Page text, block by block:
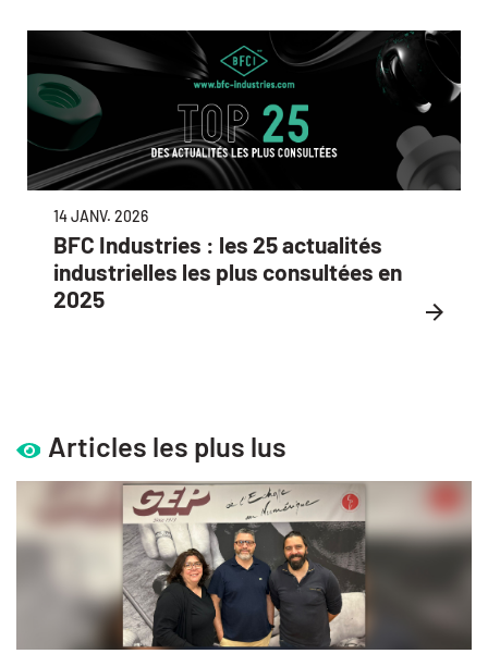
14 JANV. 2026
BFC Industries : les 25 actualités
industrielles les plus consultées en
2025
Articles les plus lus